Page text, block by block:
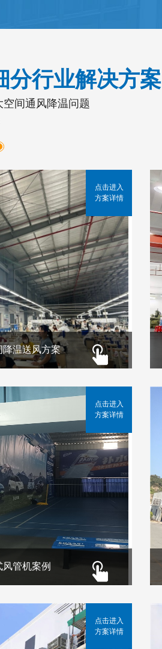
分行业解决方案
间通风降温问题
降温送风方案
点击进入
方案详情
管机案例
点击进入
方案详情
点击进入
方案详情